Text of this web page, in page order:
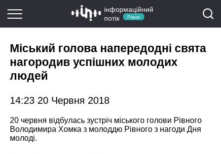
інформаційний
потік
Рівне
Міський голова напередодні свята
нагородив успішних молодих
людей
14:23 20 Червня 2018
20 червня відбулась зустріч міського голови Рівного
Володимира Хомка з молоддю Рівного з нагоди Дня
молоді.